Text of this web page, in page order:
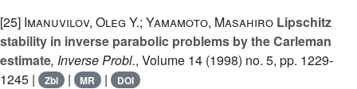
[25] Imanuvilov, Oleg Y.; Yamamoto, Masahiro Lipschitz
stability in inverse parabolic problems by the Carleman
estimate, Inverse Probl., Volume 14 (1998) no. 5, pp. 1229-
1245 |
Zbl | MR | DOI